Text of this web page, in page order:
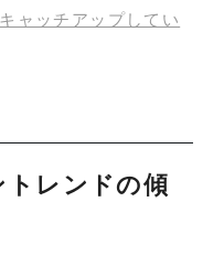
ャッチアップしてい
レンドの傾